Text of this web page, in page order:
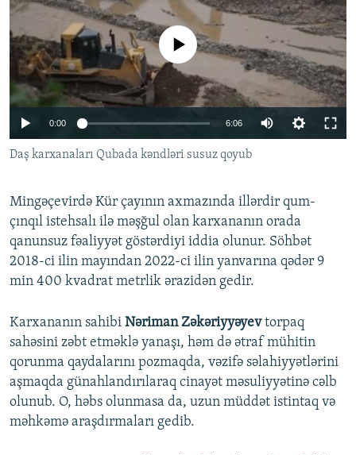
İNFOQRAFIKA
KARIKATURA
AZƏRBAYCAN ƏDƏBIYYATI KITABXANASI
İSLAM VƏ DEMOKRATIYA
İZ - MƏDƏNIYYƏT PROQRAMI
MISSIYAMIZ
PEŞƏ ETIKASI VƏ JURNALISTIKA STANDARTLARIMIZ
MATERIALLARIMIZDAN ISTIFADƏ
AZADLIQRADIOSU MOBIL TELEFONUNUZDA
BIZIMLƏ ƏLAQƏ
XƏBƏR BÜLLETENLƏRIMIZ
RFE/RL-in bütün saytları
Auto 240p 480p
No media source currently available
0:00 6:06
480p
1080p
Daş karxanaları Qubada kəndləri susuz qoyub
Mingəçevirdə Kür çayının axmazında illərdir qum-
çınqıl istehsalı ilə məşğul olan karxananın orada
qanunsuz fəaliyyət göstərdiyi iddia olunur. Söhbət
2018-ci ilin mayından 2022-ci ilin yanvarına qədər 9
min 400 kvadrat metrlik ərazidən gedir.
Karxananın sahibi Nəriman Zəkəriyyəyevtorpaq
sahəsini zəbt etməklə yanaşı, həm də ətraf mühitin
qorunma qaydalarını pozmaqda, vəzifə səlahiyyətlərini
aşmaqda günahlandırılaraq cinayət məsuliyyətinə cəlb
olunub. O, həbs olunmasa da, uzun müddət istintaq və
məhkəmə araşdırmaları gedib.